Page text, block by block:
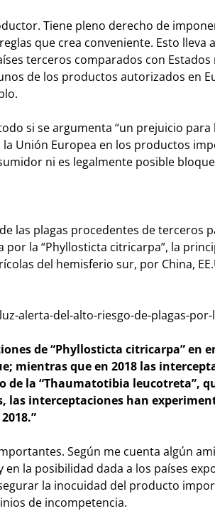
Tiene pleno derecho de
que crea conveniente. Esto lleva
terceros comparados con
de los productos autorizados en
si se argumenta “un prejuicio para
Unión Europea en los productos
ni es legalmente posible
las plagas procedentes de terceros
por la “Phyllosticta citricarpa”, la
del hemisferio sur, por China,
alerta-del-alto-riesgo-de-plagas-
de “Phyllosticta citricarpa” en
mientras que en 2018 las
de la “Thaumatotibia leucotreta”,
las interceptaciones han
Según me cuenta algún
en la posibilidad dada a los países
la inocuidad del producto
de incompetencia.